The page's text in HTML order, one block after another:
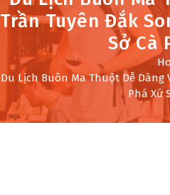
Trần Tuyên Đắk
Sở Cà
Du Lịch Buôn Ma Thuột Dễ Dàng
Phá Xứ